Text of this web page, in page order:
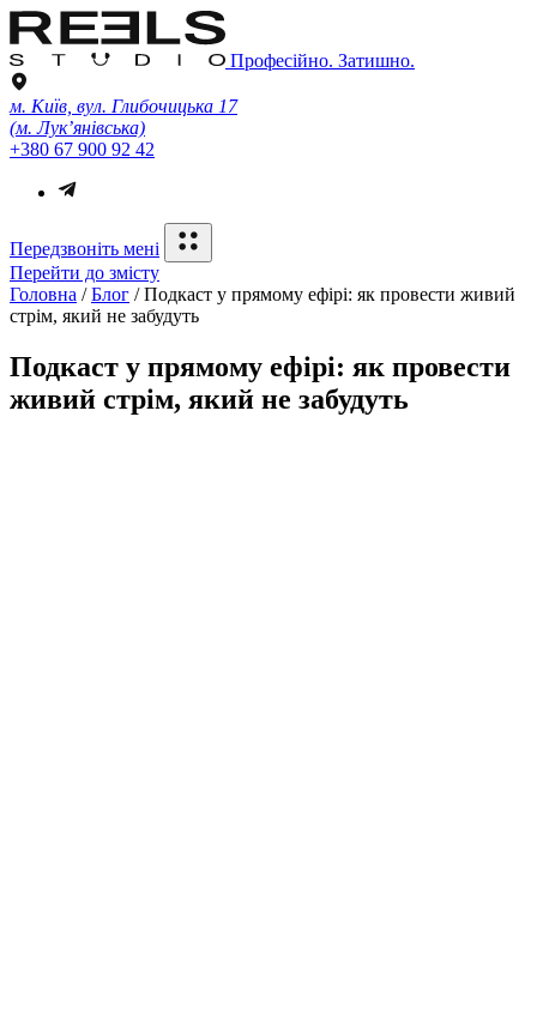
Професійно. Затишно.
м. Київ, вул. Глибочицька 17
(м. Лук’янівська)
+380 67 900 92 42
Передзвоніть мені
Перейти до змісту
Головна / Блог / Подкаст у прямому ефірі: як провести живий
стрім, який не забудуть
Подкаст у прямому ефірі: як провести
живий стрім, який не забудуть